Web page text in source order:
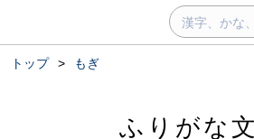
トップ > もぎ
ふりがな